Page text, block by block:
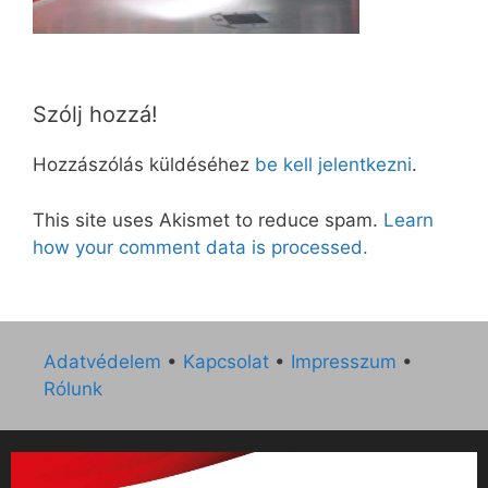
Szólj hozzá!
Hozzászólás küldéséhez be kell jelentkezni.
This site uses Akismet to reduce spam. Learn
how your comment data is processed.
Adatvédelem • Kapcsolat • Impresszum •
Rólunk